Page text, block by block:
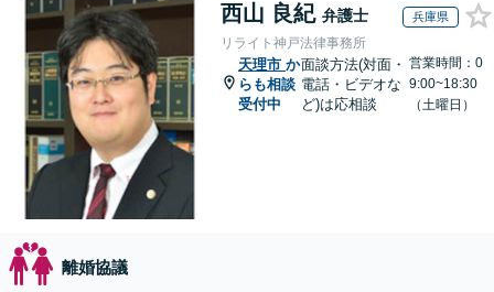
西山 良紀 弁護士 兵庫県
リライト神戸法律事務所
天理市 か
らも相談
受付中
面談方法(対面・
電話・ビデオな
ど)は応相談
営業時間：0
9:00~18:30
（土曜日）
離婚協議